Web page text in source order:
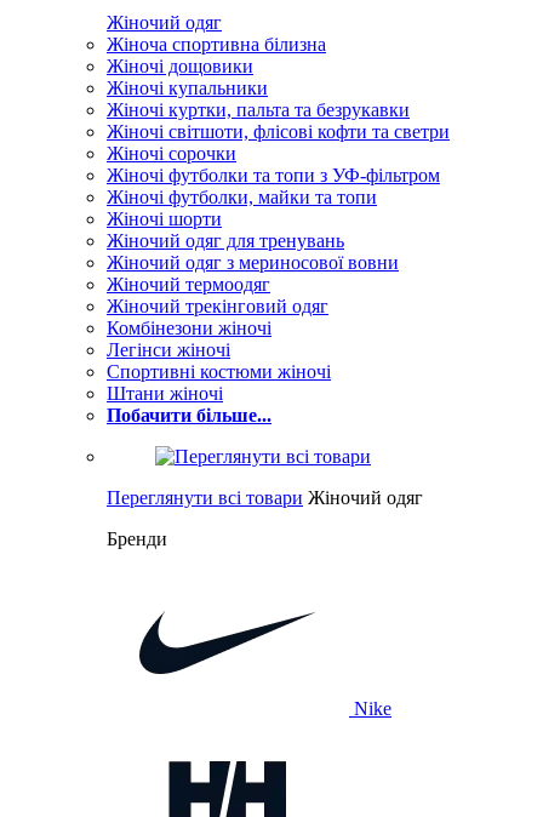
Жіночий одяг
Жіноча спортивна білизна
Жіночі дощовики
Жіночі купальники
Жіночі куртки, пальта та безрукавки
Жіночі світшоти, флісові кофти та светри
Жіночі сорочки
Жіночі футболки та топи з УФ-фільтром
Жіночі футболки, майки та топи
Жіночі шорти
Жіночий одяг для тренувань
Жіночий одяг з мериносової вовни
Жіночий термоодяг
Жіночий трекінговий одяг
Комбінезони жіночі
Легінси жіночі
Спортивні костюми жіночі
Штани жіночі
Побачити більше...
Переглянути всі товари Жіночий одяг
Бренди
Nike